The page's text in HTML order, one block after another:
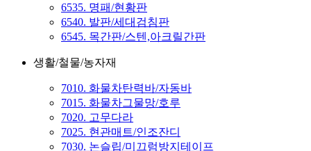
6535. 명패/현황판
6540. 발판/세대검침판
6545. 목간판/스텐,아크릴간판
생활/철물/농자재
7010. 화물차탄력바/자동바
7015. 화물차그물망/호루
7020. 고무다라
7025. 현관매트/인조잔디
7030. 논슬립/미끄럼방지테이프